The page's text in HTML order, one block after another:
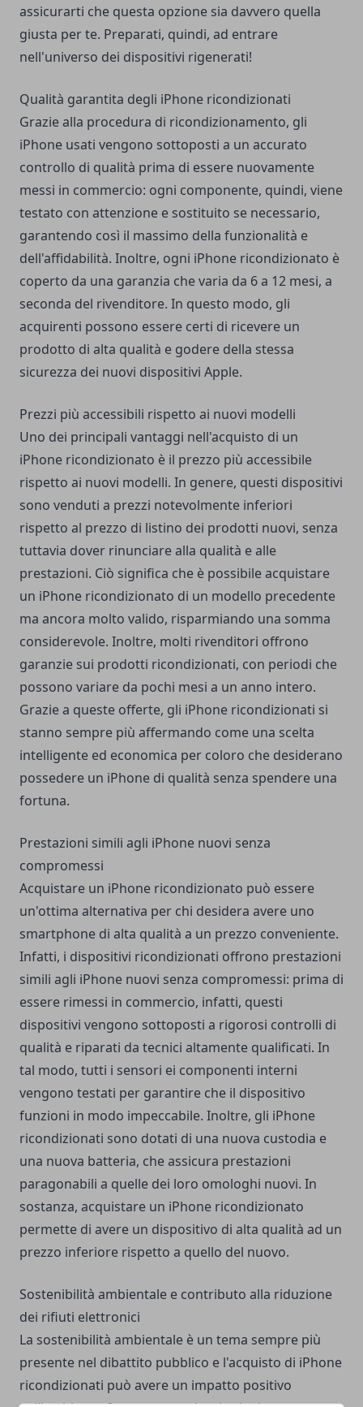
assicurarti che questa opzione sia davvero quella
giusta per te. Preparati, quindi, ad entrare
nell'universo dei dispositivi rigenerati!
Qualità garantita degli iPhone ricondizionati
Grazie alla procedura di ricondizionamento, gli
iPhone usati vengono sottoposti a un accurato
controllo di qualità prima di essere nuovamente
messi in commercio: ogni componente, quindi, viene
testato con attenzione e sostituito se necessario,
garantendo così il massimo della funzionalità e
dell'affidabilità. Inoltre, ogni iPhone ricondizionato è
coperto da una garanzia che varia da 6 a 12 mesi, a
seconda del rivenditore. In questo modo, gli
acquirenti possono essere certi di ricevere un
prodotto di alta qualità e godere della stessa
sicurezza dei nuovi dispositivi Apple.
Prezzi più accessibili rispetto ai nuovi modelli
Uno dei principali vantaggi nell'acquisto di un
iPhone ricondizionato è il prezzo più accessibile
rispetto ai nuovi modelli. In genere, questi dispositivi
sono venduti a prezzi notevolmente inferiori
rispetto al prezzo di listino dei prodotti nuovi, senza
tuttavia dover rinunciare alla qualità e alle
prestazioni. Ciò significa che è possibile acquistare
un iPhone ricondizionato di un modello precedente
ma ancora molto valido, risparmiando una somma
considerevole. Inoltre, molti rivenditori offrono
garanzie sui prodotti ricondizionati, con periodi che
possono variare da pochi mesi a un anno intero.
Grazie a queste offerte, gli iPhone ricondizionati si
stanno sempre più affermando come una scelta
intelligente ed economica per coloro che desiderano
possedere un iPhone di qualità senza spendere una
fortuna.
Prestazioni simili agli iPhone nuovi senza
compromessi
Acquistare un iPhone ricondizionato può essere
un'ottima alternativa per chi desidera avere uno
smartphone di alta qualità a un prezzo conveniente.
Infatti, i dispositivi ricondizionati offrono prestazioni
simili agli iPhone nuovi senza compromessi: prima di
essere rimessi in commercio, infatti, questi
dispositivi vengono sottoposti a rigorosi controlli di
qualità e riparati da tecnici altamente qualificati. In
tal modo, tutti i sensori ei componenti interni
vengono testati per garantire che il dispositivo
funzioni in modo impeccabile. Inoltre, gli iPhone
ricondizionati sono dotati di una nuova custodia e
una nuova batteria, che assicura prestazioni
paragonabili a quelle dei loro omologhi nuovi. In
sostanza, acquistare un iPhone ricondizionato
permette di avere un dispositivo di alta qualità ad un
prezzo inferiore rispetto a quello del nuovo.
Sostenibilità ambientale e contributo alla riduzione
dei rifiuti elettronici
La sostenibilità ambientale è un tema sempre più
presente nel dibattito pubblico e l'acquisto di iPhone
ricondizionati può avere un impatto positivo